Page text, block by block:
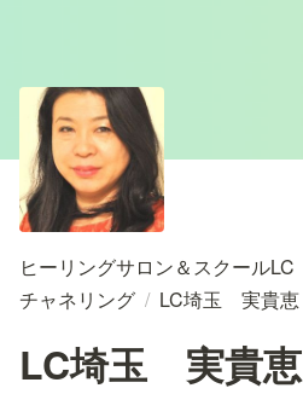
ヒーリングサロン＆スクールLC
チャネリング / LC埼玉 実貴恵
LC埼玉 実貴恵